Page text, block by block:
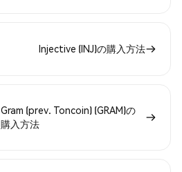
Injective (INJ)の購入方法
Gram (prev. Toncoin) (GRAM)の
購入方法